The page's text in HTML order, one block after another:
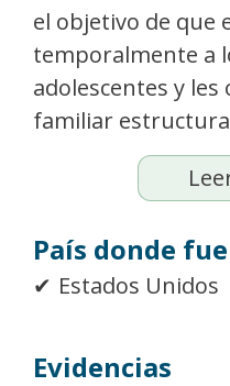
el objetivo de que
temporalmente a
adolescentes y
familiar
País donde
Estados Unidos
Evidencias